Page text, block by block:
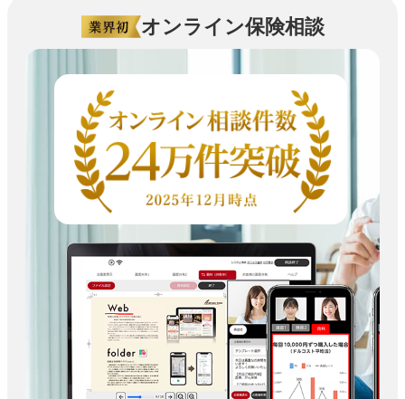
オンライン保険相談